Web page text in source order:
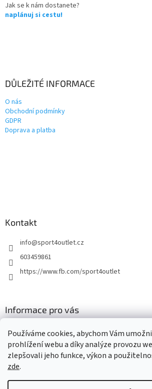
Používáme cookies, abychom Vám
prohlížení webu a díky analýze provozu
zlepšovali jeho funkce, výkon a
zde.
Jak se k nám dostanete?
naplánuj si cestu!
DŮLEŽITÉ INFORMACE
O nás
Obchodní podmínky
GDPR
Doprava a platba
Kontakt
info@sport4outlet.cz
603459861
https://www.fb.com/sport4outlet
Informace pro vás
GDPR
Moje objednávka